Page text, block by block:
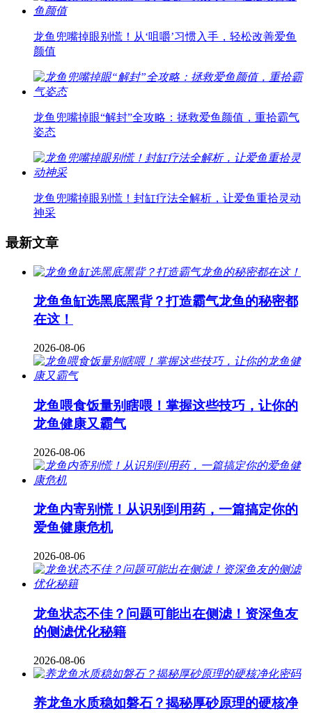
龙鱼兜嘴掉眼别慌！从‘咀嚼’习惯入手，轻松改善爱鱼
颜值
龙鱼兜嘴掉眼“解封”全攻略：拯救爱鱼颜值，重拾霸气
姿态
龙鱼兜嘴掉眼别慌！封缸疗法全解析，让爱鱼重拾灵动
神采
最新文章
龙鱼鱼缸选黑底黑背？打造霸气龙鱼的秘密都
在这！
2026-08-06
龙鱼喂食饭量别瞎喂！掌握这些技巧，让你的
龙鱼健康又霸气
2026-08-06
龙鱼内寄别慌！从识别到用药，一篇搞定你的
爱鱼健康危机
2026-08-06
龙鱼状态不佳？问题可能出在侧滤！资深鱼友
的侧滤优化秘籍
2026-08-06
养龙鱼水质稳如磐石？揭秘厚砂原理的硬核净